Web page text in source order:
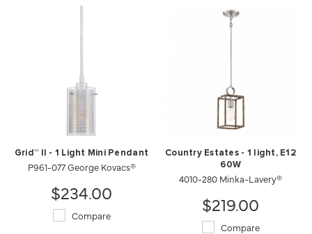
Grid™ II - 1 Light Mini Pendant
P961-077 George Kovacs®
$234.00
Compare
Country Estates - 1 light, E12
60W
4010-280 Minka-Lavery®
$219.00
Compare